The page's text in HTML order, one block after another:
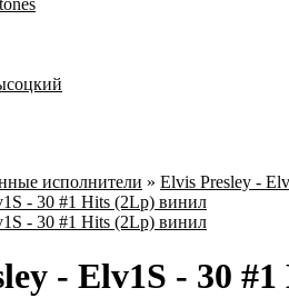
исполнители » Elvis Presley -
- Elv1S - 30